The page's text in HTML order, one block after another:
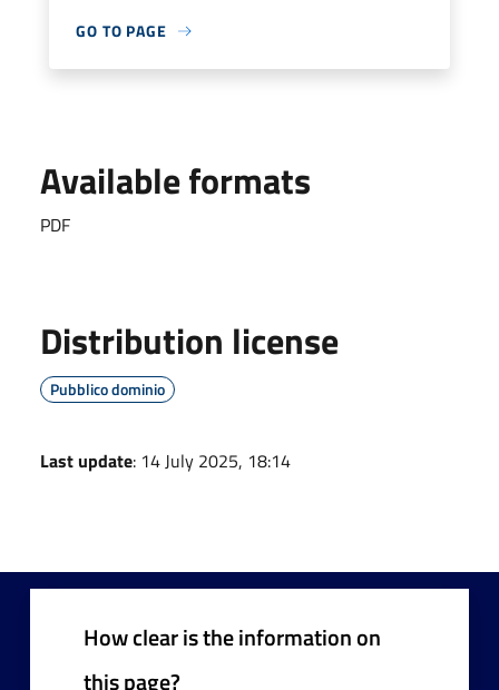
GO TO PAGE
Available formats
PDF
Distribution license
Pubblico dominio
Last update: 14 July 2025, 18:14
How clear is the information on
this page?